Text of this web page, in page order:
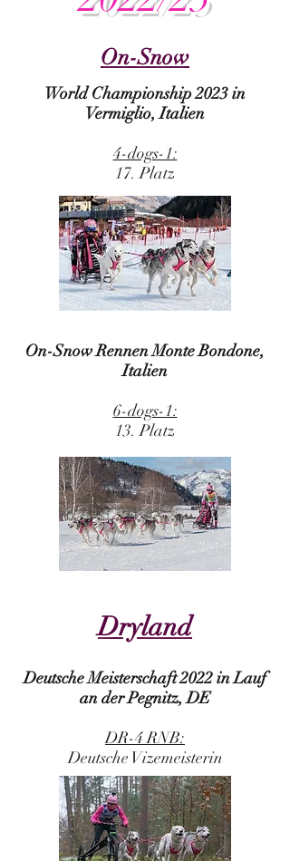
On-Snow
World Championship 2023 in
Vermiglio, Italien
4-dogs-1:
17. Platz
On-Snow Rennen Monte Bondone,
Italien
6-dogs-1:
13. Platz
Dryland
Deutsche Meisterschaft 2022 in Lauf
an der Pegnitz, DE
DR-4 RNB:
Deutsche Vizemeisterin